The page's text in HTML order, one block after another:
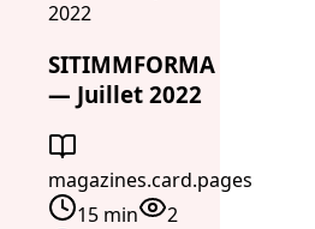
2022
SITIMMFORMA
— Juillet 2022
magazines.card.pages
15 min
2